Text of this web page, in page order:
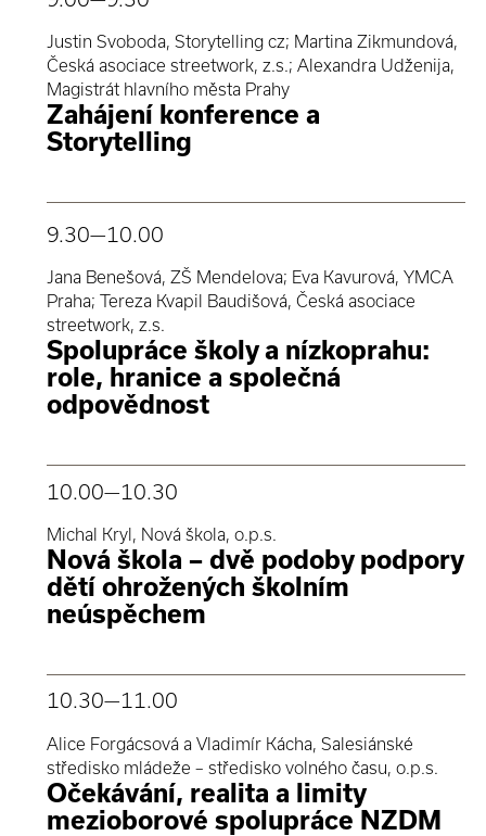
Justin Svoboda, Storytelling cz; Martina Zikmundová,
Česká asociace streetwork, z.s.; Alexandra Udženija,
Magistrát hlavního města Prahy
Zahájení konference a
Storytelling
9.30—10.00
Jana Benešová, ZŠ Mendelova; Eva Kavurová, YMCA
Praha; Tereza Kvapil Baudišová, Česká asociace
streetwork, z.s.
Spolupráce školy a nízkoprahu:
role, hranice a společná
odpovědnost
10.00—10.30
Michal Kryl, Nová škola, o.p.s.
Nová škola – dvě podoby podpory
dětí ohrožených školním
neúspěchem
10.30—11.00
Alice Forgácsová a Vladimír Kácha, Salesiánské
středisko mládeže – středisko volného času, o.p.s.
Očekávání, realita a limity
mezioborové spolupráce NZDM